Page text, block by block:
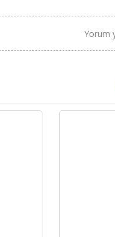
Yorum
2690,00 TL
2071,30 TL